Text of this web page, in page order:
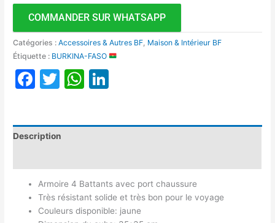
COMMANDER SUR WHATSAPP
Catégories :Accessoires & Autres BF Maison & Intérieur BF
Étiquette : BURKINA-FASO
Facebook
TwitterWhatsApp
Description
Armoire 4 Battants avec port chaussure
Très résistant solide et très bon pour le voyage
Couleurs disponible: jaune